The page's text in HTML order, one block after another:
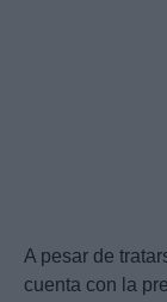
A pesar de
cuenta con la